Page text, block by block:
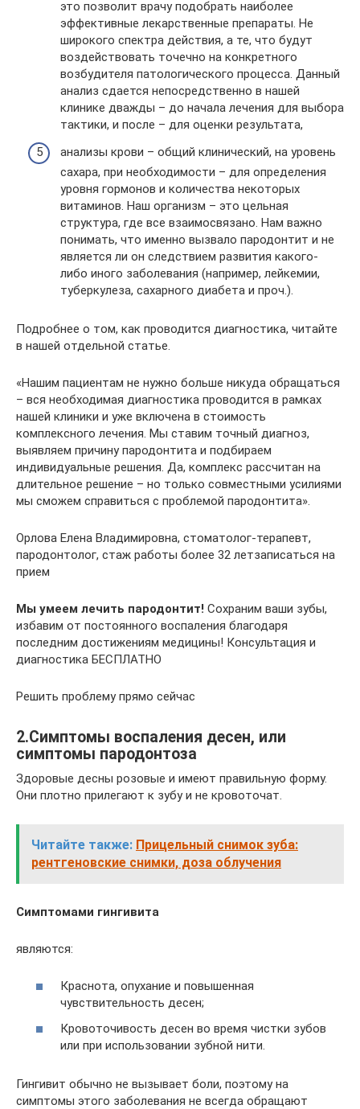
это позволит врачу подобрать наиболее
эффективные лекарственные препараты. Не
широкого спектра действия, а те, что будут
воздействовать точечно на конкретного
возбудителя патологического процесса. Данный
анализ сдается непосредственно в нашей
клинике дважды – до начала лечения для выбора
тактики, и после – для оценки результата,
анализы крови – общий клинический, на уровень
сахара, при необходимости – для определения
уровня гормонов и количества некоторых
витаминов. Наш организм – это цельная
структура, где все взаимосвязано. Нам важно
понимать, что именно вызвало пародонтит и не
является ли он следствием развития какого-
либо иного заболевания (например, лейкемии,
туберкулеза, сахарного диабета и проч.).
Подробнее о том, как проводится диагностика, читайте
в нашей отдельной статье.
«Нашим пациентам не нужно больше никуда обращаться
– вся необходимая диагностика проводится в рамках
нашей клиники и уже включена в стоимость
комплексного лечения. Мы ставим точный диагноз,
выявляем причину пародонтита и подбираем
индивидуальные решения. Да, комплекс рассчитан на
длительное решение – но только совместными усилиями
мы сможем справиться с проблемой пародонтита».
Орлова Елена Владимировна, стоматолог-терапевт,
пародонтолог, стаж работы более 32 летзаписаться на
прием
Мы умеем лечить пародонтит! Сохраним ваши зубы,
избавим от постоянного воспаления благодаря
последним достижениям медицины! Консультация и
диагностика БЕСПЛАТНО
Решить проблему прямо сейчас
2.Симптомы воспаления десен, или
симптомы пародонтоза
Здоровые десны розовые и имеют правильную форму.
Они плотно прилегают к зубу и не кровоточат.
Читайте также: Прицельный снимок зуба:
рентгеновские снимки, доза облучения
Симптомами гингивита
являются:
Краснота, опухание и повышенная
чувствительность десен;
Кровоточивость десен во время чистки зубов
или при использовании зубной нити.
Гингивит обычно не вызывает боли, поэтому на
симптомы этого заболевания не всегда обращают